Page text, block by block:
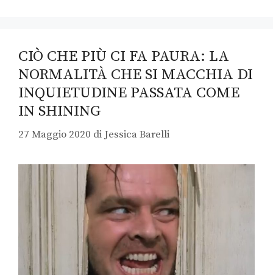
CIÒ CHE PIÙ CI FA PAURA: LA
NORMALITÀ CHE SI MACCHIA DI
INQUIETUDINE PASSATA COME
IN SHINING
27 Maggio 2020 diJessica Barelli